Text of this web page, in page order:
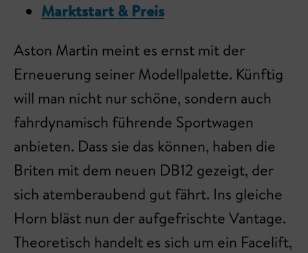
Marktstart & Preis
Aston Martin meint es ernst mit der
Erneuerung seiner Modellpalette. Künftig
will man nicht nur schöne, sondern auch
fahrdynamisch führende Sportwagen
anbieten. Dass sie das können, haben die
Briten mit dem neuen DB12 gezeigt, der
sich atemberaubend gut fährt. Ins gleiche
Horn bläst nun der aufgefrischte Vantage.
Theoretisch handelt es sich um ein Facelift,